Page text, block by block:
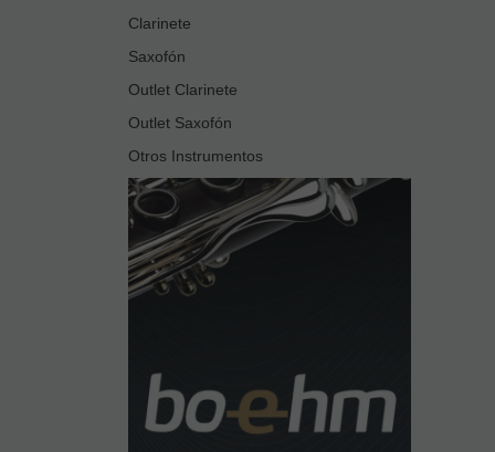
Clarinete
Saxofón
Outlet Clarinete
Outlet Saxofón
Otros Instrumentos